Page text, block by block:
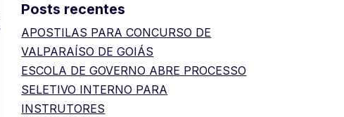
Posts recentes
APOSTILAS PARA CONCURSO DE
VALPARAÍSO DE GOIÁS
ESCOLA DE GOVERNO ABRE PROCESSO
SELETIVO INTERNO PARA
INSTRUTORES